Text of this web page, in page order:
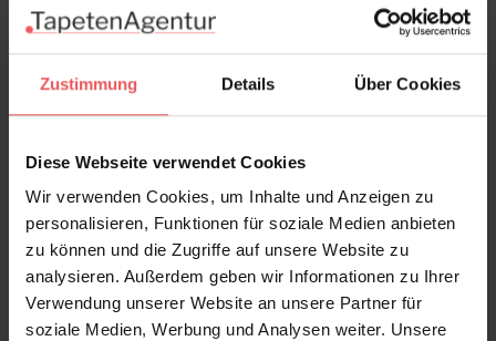
Zustimmung Details Über Cookies
Diese Webseite verwendet Cookies
Wir verwenden Cookies, um Inhalte und Anzeigen zu
personalisieren, Funktionen für soziale Medien anbieten
zu können und die Zugriffe auf unsere Website zu
analysieren. Außerdem geben wir Informationen zu Ihrer
Verwendung unserer Website an unsere Partner für
soziale Medien, Werbung und Analysen weiter. Unsere
Floribunda Magna - Zenith
285,00 €